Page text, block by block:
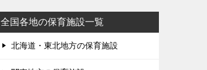
全国各地の保育施設一覧
北海道・東北地方の保育施設